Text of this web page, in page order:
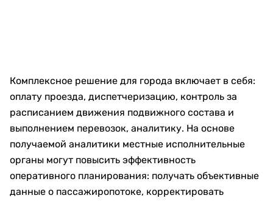
Комплексное решение для города включает в себя:
оплату проезда, диспетчеризацию, контроль за
расписанием движения подвижного состава и
выполнением перевозок, аналитику. На основе
получаемой аналитики местные исполнительные
органы могут повысить эффективность
оперативного планирования: получать объективные
данные о пассажиропотоке, корректировать